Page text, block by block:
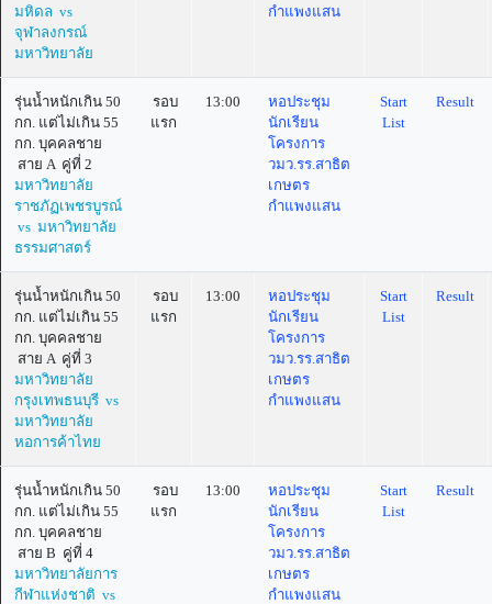
มหิดล vs
จุฬาลงกรณ์
มหาวิทยาลัย
กำแพงแสน
รุ่นน้ำหนักเกิน 50
กก. แต่ไม่เกิน 55
กก. บุคคลชาย
สาย A คู่ที่ 2
มหาวิทยาลัย
ราชภัฏเพชรบูรณ์
vs มหาวิทยาลัย
ธรรมศาสตร์
รอบ
แรก
13:00
หอประชุม
นักเรียน
โครงการ
วมว.รร.สาธิต
เกษตร
กำแพงแสน
Start
List
Result
รุ่นน้ำหนักเกิน 50
กก. แต่ไม่เกิน 55
กก. บุคคลชาย
สาย A คู่ที่ 3
มหาวิทยาลัย
กรุงเทพธนบุรี vs
มหาวิทยาลัย
หอการค้าไทย
รอบ
แรก
13:00
หอประชุม
นักเรียน
โครงการ
วมว.รร.สาธิต
เกษตร
กำแพงแสน
Start
List
Result
รุ่นน้ำหนักเกิน 50
กก. แต่ไม่เกิน 55
กก. บุคคลชาย
สาย B คู่ที่ 4
มหาวิทยาลัยการ
กีฬาแห่งชาติ vs
รอบ
แรก
13:00
หอประชุม
นักเรียน
โครงการ
วมว.รร.สาธิต
เกษตร
กำแพงแสน
Start
List
Result